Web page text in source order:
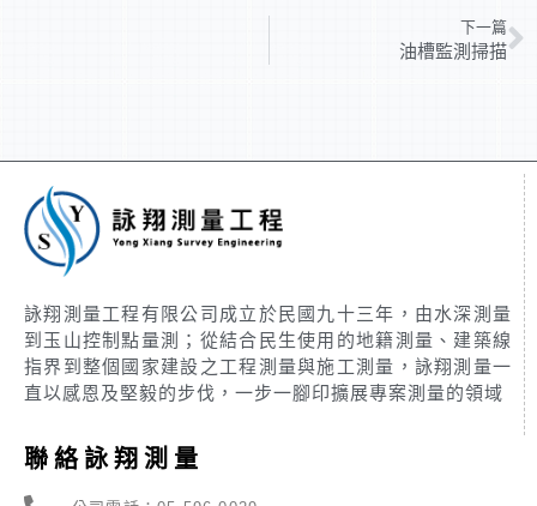
下一篇
油槽監測掃描
詠翔測量工程有限公司成立於民國九十三年，由水深測量
到玉山控制點量測；從結合民生使用的地籍測量、建築線
指界到整個國家建設之工程測量與施工測量，詠翔測量一
直以感恩及堅毅的步伐，一步一腳印擴展專案測量的領域
聯絡詠翔測量